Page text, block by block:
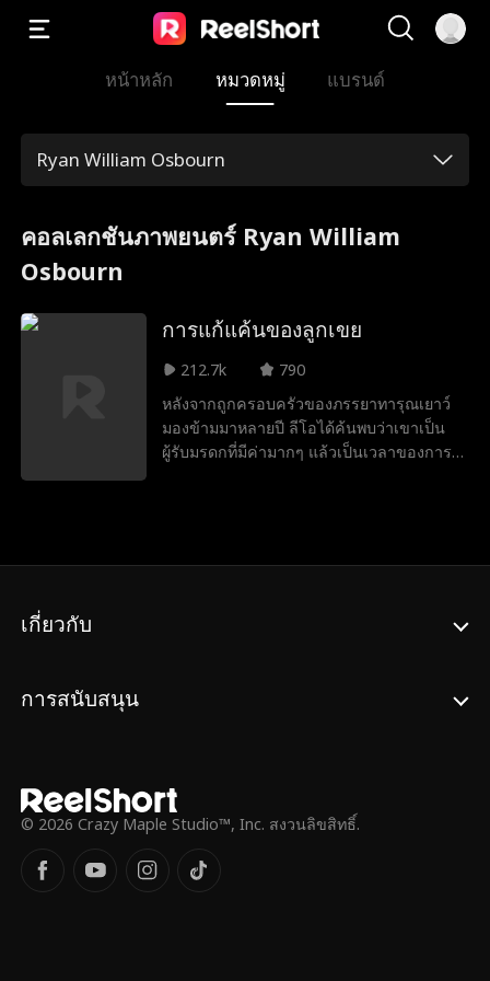
หน้าหลัก หมวดหมู่ แบรนด์
Ryan William Osbourn
คอลเลกชันภาพยนตร์ Ryan William
Osbourn
การแก้แค้นของลูกเขย
212.7k
790
หลังจากถูกครอบครัวของภรรยาทารุณเยาว์
มองข้ามมาหลายปี ลีโอได้ค้นพบว่าเขาเป็น
ผู้รับมรดกที่มีค่ามากๆ แล้วเป็นเวลาของการ
เกี่ยวกับ
การสนับสนุน
© 2026 Crazy Maple Studio™, Inc. สงวนลิขสิทธิ์.